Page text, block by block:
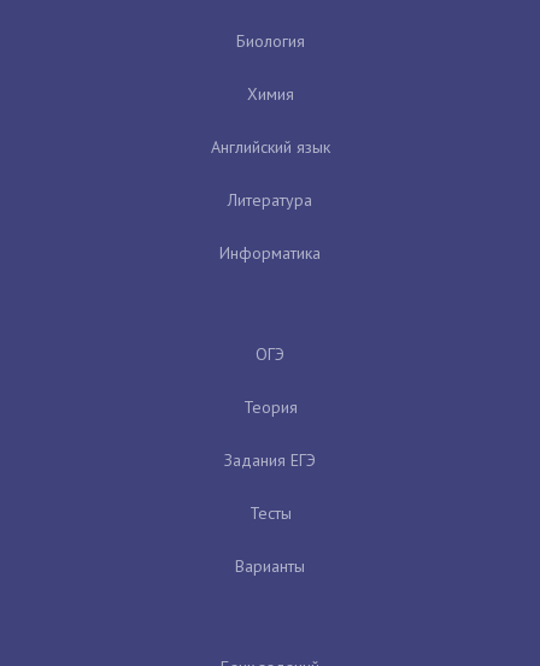
Биология
Химия
Английский язык
Литература
Информатика
ОГЭ
Теория
Задания ЕГЭ
Тесты
Варианты